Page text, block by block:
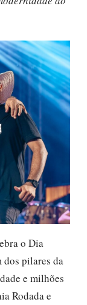
o Dia
dos pilares da
e milhões
Rodada e